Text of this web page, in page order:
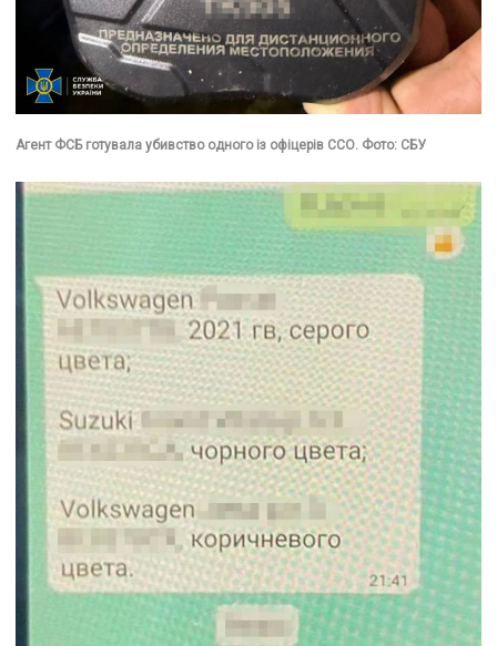
Агент ФСБ готувала убивство одного із офіцерів ССО. Фото: СБУ